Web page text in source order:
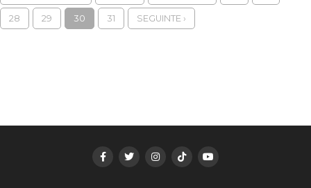
28 29 30 31 SEGUINTE ›